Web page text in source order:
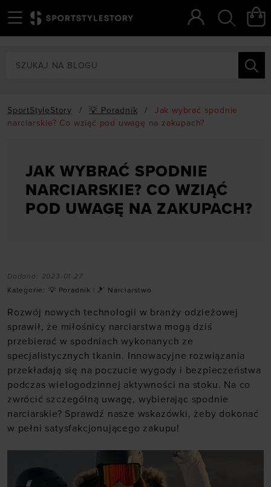
SportStyleStory / 💡 Poradnik /
Jak wybrać spodnie
narciarskie? Co wziąć pod uwagę na zakupach?
JAK WYBRAĆ SPODNIE
NARCIARSKIE? CO WZIĄĆ
POD UWAGĘ NA ZAKUPACH?
Dodano: 2023-01-27
Kategorie: 💡 Poradnik 🎿 Narciarstwo
Rozwój nowych technologii w branży odzieżowej
sprawił, że miłośnicy narciarstwa mogą dziś
przebierać w spodniach wykonanych ze
specjalistycznych tkanin. Innowacyjne rozwiązania
przekładają się na poczucie wygody i bezpieczeństwa
podczas wielogodzinnej aktywności na stoku. Na co
zwrócić szczególną uwagę, wybierając spodnie
narciarskie? Sprawdź nasze wskazówki, żeby dokonać
w pełni satysfakcjonującego zakupu!